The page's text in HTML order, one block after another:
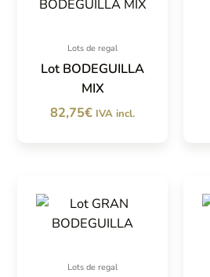
Lots de regal
Lot BODEGUILLA
MIX
82,75€ IVA incl.
Lots de regal